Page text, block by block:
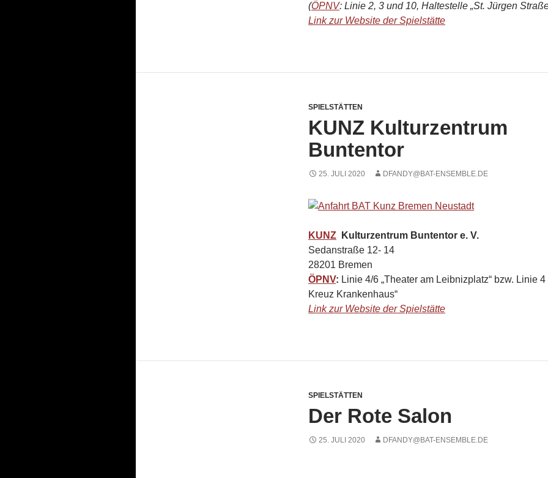
(ÖPNV: Linie 2, 3 und 10, Haltestelle „St. Jürgen
Link zur Website der Spielstätte
SPIELSTÄTTEN
KUNZ Kulturzentrum
Buntentor
25. JULI 2020 DFANDY@BAT-ENSEMBLE.DE
KUNZ Kulturzentrum Buntentor e. V.
Sedanstraße 12- 14
28201 Bremen
ÖPNV: Linie 4/6 „Theater am Leibnizplatz“ bzw. Linie 4
Kreuz Krankenhaus“
Link zur Website der Spielstätte
SPIELSTÄTTEN
Der Rote Salon
25. JULI 2020 DFANDY@BAT-ENSEMBLE.DE